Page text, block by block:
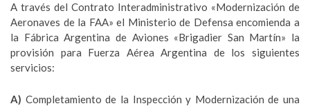
A través del Contrato Interadministrativo «Modernización de
Aeronaves de la FAA» el Ministerio de Defensa encomienda a
la Fábrica Argentina de Aviones «Brigadier San Martín» la
provisión para Fuerza Aérea Argentina de los siguientes
servicios:
A) Completamiento de la Inspección y Modernización de una